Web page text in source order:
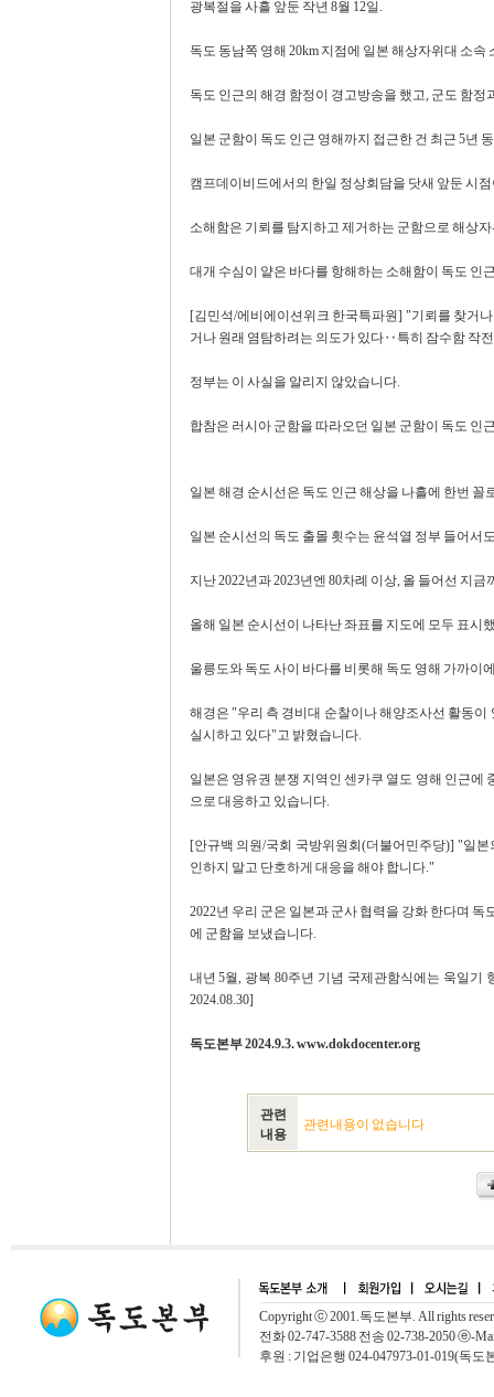
광복절을 사흘 앞둔 작년 8월 12일.
독도 동남쪽 영해 20km 지점에 일본 해상자위대 소속
독도 인근의 해경 함정이 경고방송을 했고, 군도 함정
일본 군함이 독도 인근 영해까지 접근한 건 최근 5년
캠프데이비드에서의 한일 정상회담을 닷새 앞둔 시
소해함은 기뢰를 탐지하고 제거하는 군함으로 해상
대개 수심이 얕은 바다를 항해하는 소해함이 독도 인
[김민석/에비에이션위크 한국특파원] "기뢰를 찾거
거나 원래 염탐하려는 의도가 있다‥특히 잠수함 작
정부는 이 사실을 알리지 않았습니다.
합참은 러시아 군함을 따라오던 일본 군함이 독도 인
일본 해경 순시선은 독도 인근 해상을 나흘에 한번 꼴
일본 순시선의 독도 출몰 횟수는 윤석열 정부 들어서
지난 2022년과 2023년엔 80차례 이상, 올 들어선 지
올해 일본 순시선이 나타난 좌표를 지도에 모두 표시
울릉도와 독도 사이 바다를 비롯해 독도 영해 가까이
해경은 "우리 측 경비대 순찰이나 해양조사선 활동
실시하고 있다"고 밝혔습니다.
일본은 영유권 분쟁 지역인 센카쿠 열도 영해 인근
으로 대응하고 있습니다.
[안규백 의원/국회 국방위원회(더불어민주당)] "일
인하지 말고 단호하게 대응을 해야 합니다."
2022년 우리 군은 일본과 군사 협력을 강화 한다며
에 군함을 보냈습니다.
내년 5월, 광복 80주년 기념 국제관함식에는 욱일
2024.08.30]
독도본부 2024.9.3. www.dokdocenter.org
관련
내용
관련내용이 없습니다
Copyright ⓒ 2001.독도본부. All rights
전화 02-747-3588 전송 02-738-2050 ⓔ-
후원 : 기업은행 024-047973-01-019(독도